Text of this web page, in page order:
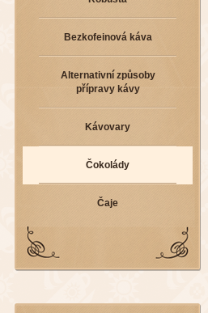
Bezkofeinová káva
Alternativní způsoby
přípravy kávy
Kávovary
Čokolády
Čaje